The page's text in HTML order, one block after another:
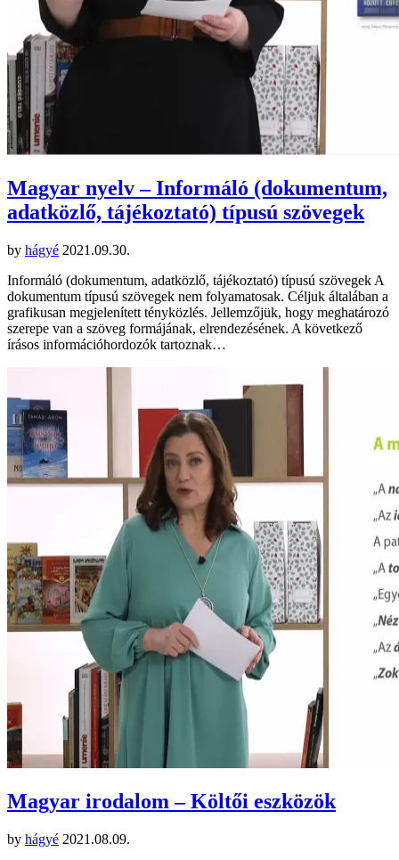
Magyar nyelv – Informáló (dokumentum,
adatközlő, tájékoztató) típusú szövegek
by hágyé 2021.09.30.
Informáló (dokumentum, adatközlő, tájékoztató) típusú szövegek A
dokumentum típusú szövegek nem folyamatosak. Céljuk általában a
grafikusan megjelenített tényközlés. Jellemzőjük, hogy meghatározó
szerepe van a szöveg formájának, elrendezésének. A következő
írásos információhordozók tartoznak…
Magyar irodalom – Költői eszközök
by hágyé 2021.08.09.